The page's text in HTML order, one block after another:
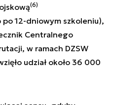
(6)
12-dniowym szkoleniu),
Centralnego
w ramach DZSW
udział około 36 000